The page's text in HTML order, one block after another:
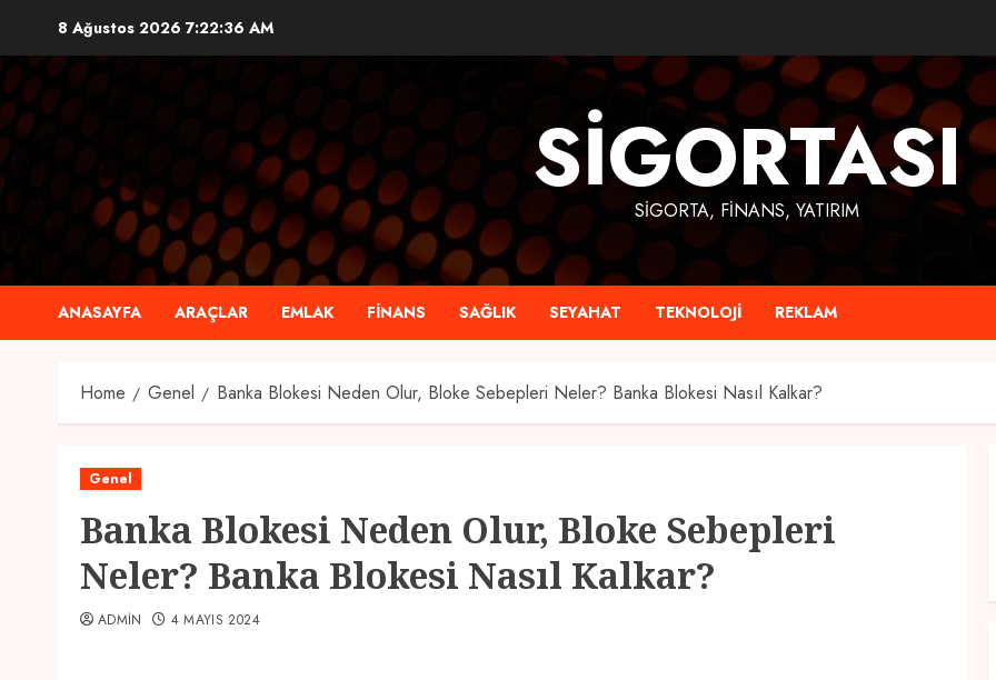
content
8 Ağustos 2026 7:22:37 AM
SIGORTASI
SIGORTA, FINANS, YATIRIM
ANASAYFA ARAÇLAR EMLAK FINANS SAĞLIK SEYAHAT TEKNOLOJI REKLAM
Home Genel Banka Blokesi Neden Olur, Bloke Sebepleri Neler? Banka Blokesi Nasıl Kalkar?
Genel
Banka Blokesi Neden Olur, Bloke Sebepleri
Neler? Banka Blokesi Nasıl Kalkar?
ADMIN 4 MAYIS 2024